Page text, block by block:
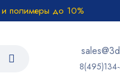
и полимеры до 10%